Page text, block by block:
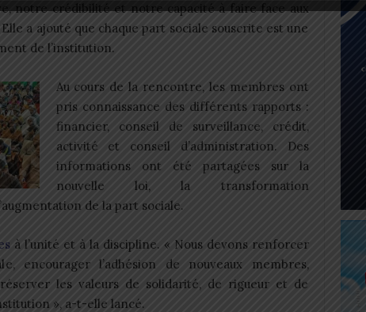
notre crédibilité et notre capacité à faire face aux
a ajouté que chaque part sociale souscrite est une
de l’institution.
Au cours de la rencontre, les membres ont
pris connaissance des différents rapports :
financier, conseil de surveillance, crédit,
activité et conseil d’administration. Des
informations ont été partagées sur la
nouvelle loi, la transformation
de la part sociale.
à l’unité et à la discipline. « Nous devons renforcer
encourager l’adhésion de nouveaux membres,
les valeurs de solidarité, de rigueur et de
», a-t-elle lancé.